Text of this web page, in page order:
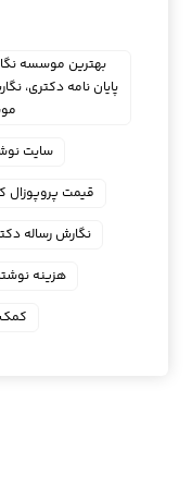
بهترین موسسه
پایان نامه دکتری،
سایت
قیمت پروپوزال
نگارش رساله
هزینه
کمک